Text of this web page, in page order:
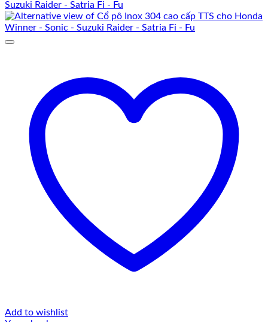
Add to wishlist